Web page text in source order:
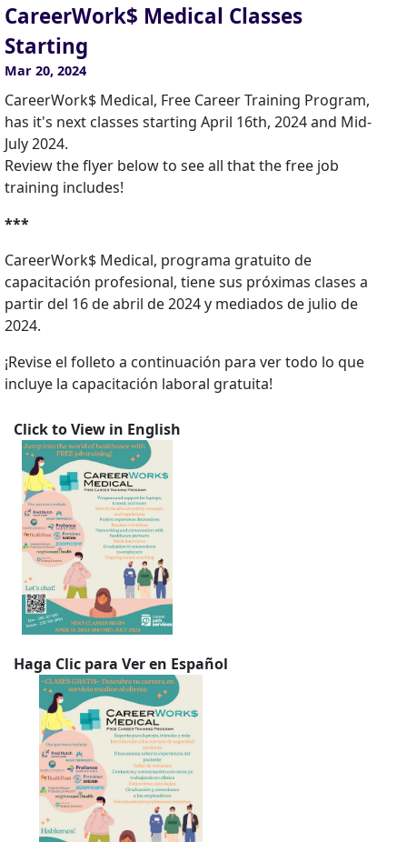
CareerWork$ Medical Classes
Starting
Mar 20, 2024
CareerWork$ Medical, Free Career Training Program,
has it's next classes starting April 16th, 2024 and Mid-
July 2024.
Review the flyer below to see all that the free job
training includes!
***
CareerWork$ Medical, programa gratuito de
capacitación profesional, tiene sus próximas clases a
partir del 16 de abril de 2024 y mediados de julio de
2024.
¡Revise el folleto a continuación para ver todo lo que
incluye la capacitación laboral gratuita!
Click to View in English
Haga Clic para Ver en Español